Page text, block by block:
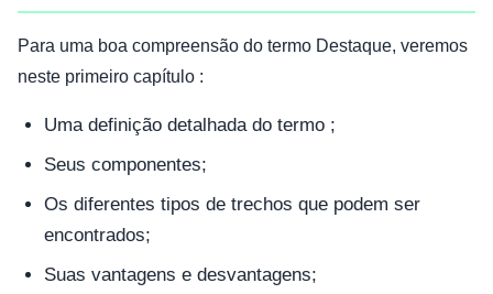
Para uma boa compreensão do termo Destaque, veremos
neste primeiro capítulo :
Uma definição detalhada do termo ;
Seus componentes;
Os diferentes tipos de trechos que podem ser
encontrados;
Suas vantagens e desvantagens;